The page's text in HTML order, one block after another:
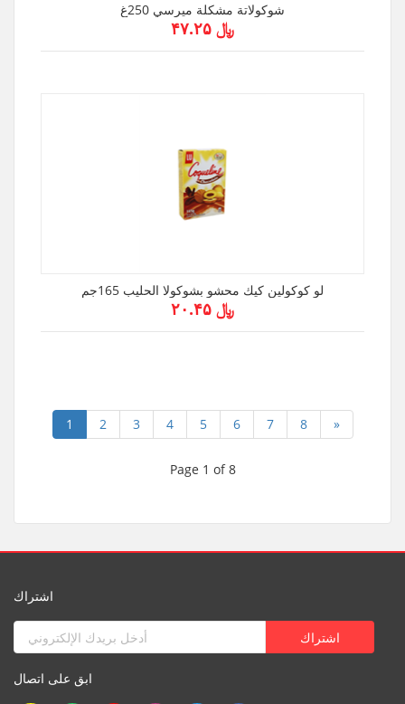
شوكولاتة مشكلة ميرسي 250غ
﷼ ۴۷.۲۵
لو كوكولين كيك محشو بشوكولا الحليب 165جم
﷼ ۲۰.۴۵
1 2 3 4 5 6 7 8 »
Page 1 of 8
اشتراك
ابق على اتصال